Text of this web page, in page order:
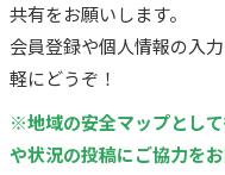
共有をお願いします。
会員登録や個人情報の入
軽にどうぞ！
※地域の安全マップとし
や状況の投稿にご協力をお